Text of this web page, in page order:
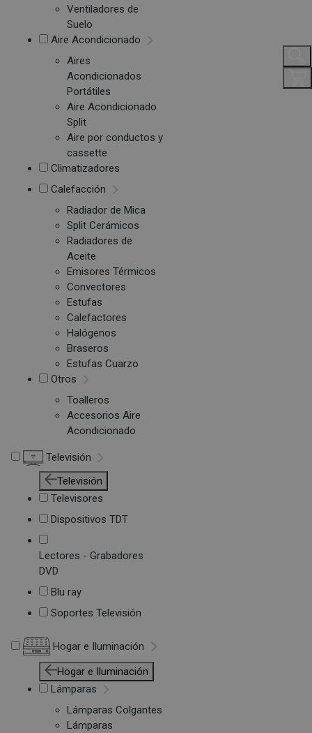
Ventiladores de
Suelo
Aire Acondicionado
Aires
Acondicionados
Portátiles
Aire Acondicionado
Split
Aire por conductos y
cassette
Climatizadores
Calefacción
Radiador de Mica
Split Cerámicos
Radiadores de
Aceite
Emisores Térmicos
Convectores
Estufas
Calefactores
Halógenos
Braseros
Estufas Cuarzo
Otros
Toalleros
Accesorios Aire
Acondicionado
Televisión
Televisión
Televisores
Dispositivos TDT
Lectores - Grabadores
DVD
Blu ray
Soportes Televisión
Hogar e Iluminación
Hogar e Iluminación
Lámparas
Lámparas Colgantes
Lámparas